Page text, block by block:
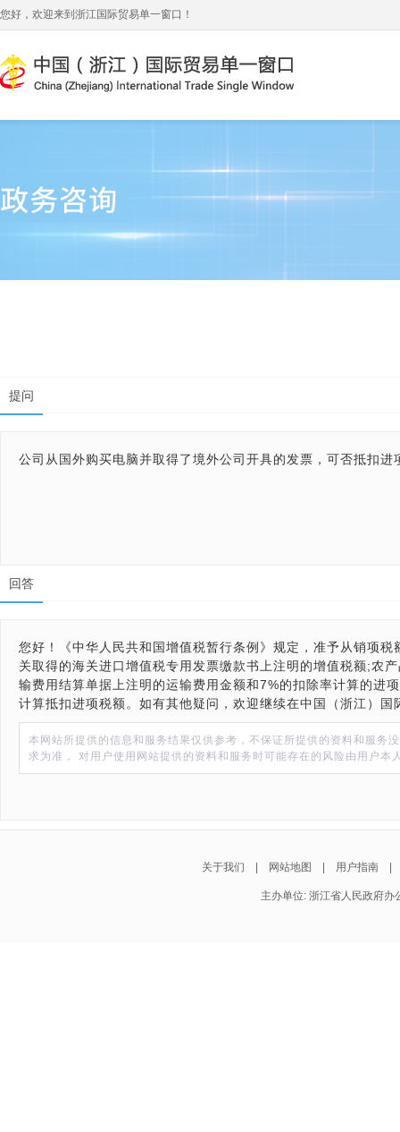
您好，欢迎来到浙江国际贸易单一窗口！
提问
公司从国外购买电脑并取得了境外公司开具的发票，可否抵扣进
回答
您好！《中华人民共和国增值税暂行条例》规定，准予从销项
关取得的海关进口增值税专用发票缴款书上注明的增值税额;农
输费用结算单据上注明的运输费用金额和7%的扣除率计算的进
计算抵扣进项税额。如有其他疑问，欢迎继续在中国（浙江）
本网站所提供的信息和服务结果仅供参考，不保证所提供的资料和服务
求为准， 对用户使用网站提供的资料和服务时可能存在的风险由用户本
关于我们 网站地图 用户指南
主办单位: 浙江省人民政府办